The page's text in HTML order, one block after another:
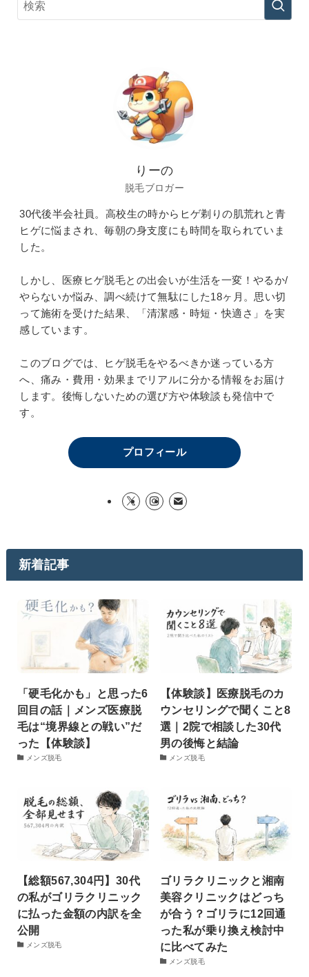
りーの
脱毛ブロガー
30代後半会社員。高校生の時からヒゲ剃りの肌荒れと青
ヒゲに悩まされ、毎朝の身支度にも時間を取られていま
した。
しかし、医療ヒゲ脱毛との出会いが生活を一変！やるか/
やらないか悩み、調べ続けて無駄にした18ヶ月。思い切
って施術を受けた結果、「清潔感・時短・快適さ」を実
感しています。
このブログでは、ヒゲ脱毛をやるべきか迷っている方
へ、痛み・費用・効果までリアルに分かる情報をお届け
します。後悔しないための選び方や体験談も発信中で
す。
プロフィール
新着記事
「硬毛化かも」と思った6
回目の話｜メンズ医療脱
毛は“境界線との戦い”だ
った【体験談】
メンズ脱毛
【体験談】医療脱毛のカ
ウンセリングで聞くこと8
選｜2院で相談した30代
男の後悔と結論
メンズ脱毛
【総額567,304円】30代
の私がゴリラクリニック
に払った金額の内訳を全
公開
メンズ脱毛
ゴリラクリニックと湘南
美容クリニックはどっち
が合う？ゴリラに12回通
った私が乗り換え検討中
に比べてみた
メンズ脱毛